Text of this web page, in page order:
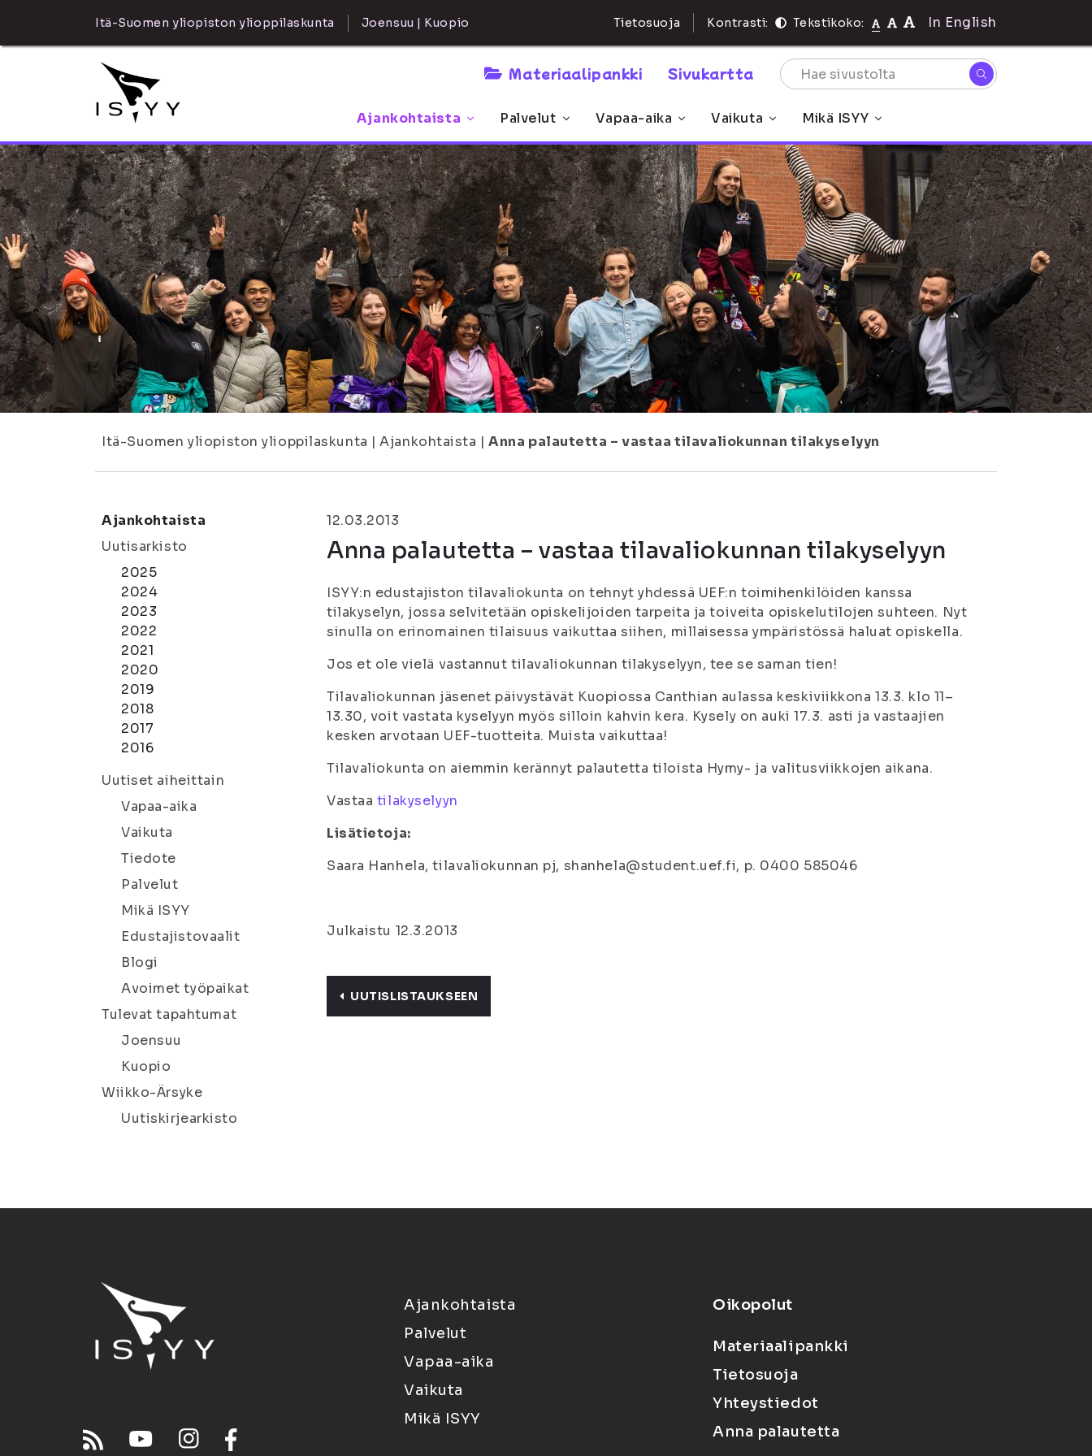
Itä-Suomen yliopiston ylioppilaskunta Joensuu | Kuopio Tietosuoja Kontrasti: Tekstikoko: In English
Materiaalipankki Sivukartta
Ajankohtaista Palvelut Vapaa-aika Vaikuta Mikä ISYY
Itä-Suomen yliopiston ylioppilaskunta | Ajankohtaista | Anna palautetta – vastaa tilavaliokunnan tilakyselyyn
Ajankohtaista
Uutisarkisto
2025
2024
2023
2022
2021
2020
2019
2018
2017
2016
Uutiset aiheittain
Vapaa-aika
Vaikuta
Tiedote
Palvelut
Mikä ISYY
Edustajistovaalit
Blogi
Avoimet työpaikat
Tulevat tapahtumat
Joensuu
Kuopio
Wiikko-Ärsyke
Uutiskirjearkisto
12.03.2013
Anna palautetta – vastaa tilavaliokunnan tilakyselyyn
ISYY:n edustajiston tilavaliokunta on tehnyt yhdessä UEF:n toimihenkilöiden kanssa
tilakyselyn, jossa selvitetään opiskelijoiden tarpeita ja toiveita opiskelutilojen suhteen. Nyt
sinulla on erinomainen tilaisuus vaikuttaa siihen, millaisessa ympäristössä haluat opiskella.
Jos et ole vielä vastannut tilavaliokunnan tilakyselyyn, tee se saman tien!
Tilavaliokunnan jäsenet päivystävät Kuopiossa Canthian aulassa keskiviikkona 13.3. klo 11–
13.30, voit vastata kyselyyn myös silloin kahvin kera. Kysely on auki 17.3. asti ja vastaajien
kesken arvotaan UEF-tuotteita. Muista vaikuttaa!
Tilavaliokunta on aiemmin kerännyt palautetta tiloista Hymy- ja valitusviikkojen aikana.
Vastaa tilakyselyyn
Lisätietoja:
Saara Hanhela, tilavaliokunnan pj, shanhela@student.uef.fi, p. 0400 585046
Julkaistu 12.3.2013
UUTISLISTAUKSEEN
Ajankohtaista
Palvelut
Vapaa-aika
Vaikuta
Mikä ISYY
Oikopolut
Materiaalipankki
Tietosuoja
Yhteystiedot
Anna palautetta